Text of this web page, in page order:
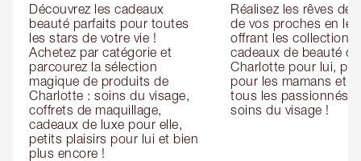
Découvrez les cadeaux
beauté parfaits pour toutes
les stars de votre vie !
Achetez par catégorie et
parcourez la sélection
magique de produits de
Charlotte : soins du visage,
coffrets de maquillage,
cadeaux de luxe pour elle,
petits plaisirs pour lui et bien
plus encore !
Réalisez les rêves de
de vos proches en
offrant les collections
cadeaux de beauté de
Charlotte pour lui,
pour les mamans et
tous les passionnés
soins du visage !